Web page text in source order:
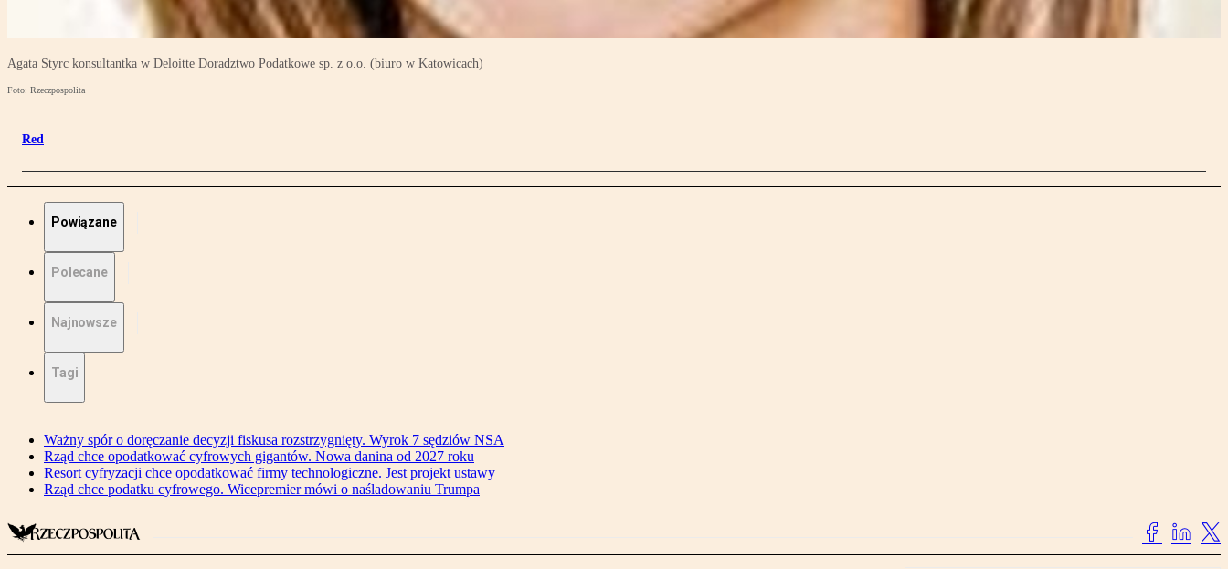
Agata Styrc konsultantka w Deloitte Doradztwo Podatkowe sp. z o.o. (biuro w Katowicach)
Foto: Rzeczpospolita
Red
Powiązane
Polecane
Najnowsze
Tagi
Ważny spór o doręczanie decyzji fiskusa rozstrzygnięty. Wyrok 7 sędziów NSA
Rząd chce opodatkować cyfrowych gigantów. Nowa danina od 2027 roku
Resort cyfryzacji chce opodatkować firmy technologiczne. Jest projekt ustawy
Rząd chce podatku cyfrowego. Wicepremier mówi o naśladowaniu Trumpa